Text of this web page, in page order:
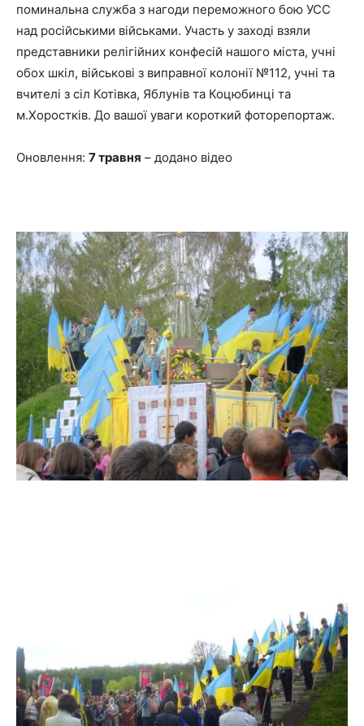
поминальна служба з нагоди переможного бою УСС
над російськими військами. Участь у заході взяли
представники релігійних конфесій нашого міста, учні
обох шкіл, військові з виправної колонії №112, учні та
вчителі з сіл Котівка, Яблунів та Коцюбинці та
м.Хоростків. До вашої уваги короткий фоторепортаж.
Оновлення: 7 травня – додано відео